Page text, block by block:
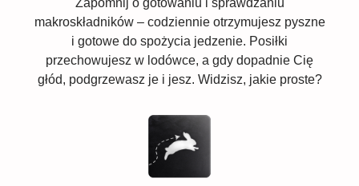
makroskładników – codziennie otrzymujesz pyszne
i gotowe do spożycia jedzenie. Posiłki
przechowujesz w lodówce, a gdy dopadnie Cię
głód, podgrzewasz je i jesz. Widzisz, jakie proste?